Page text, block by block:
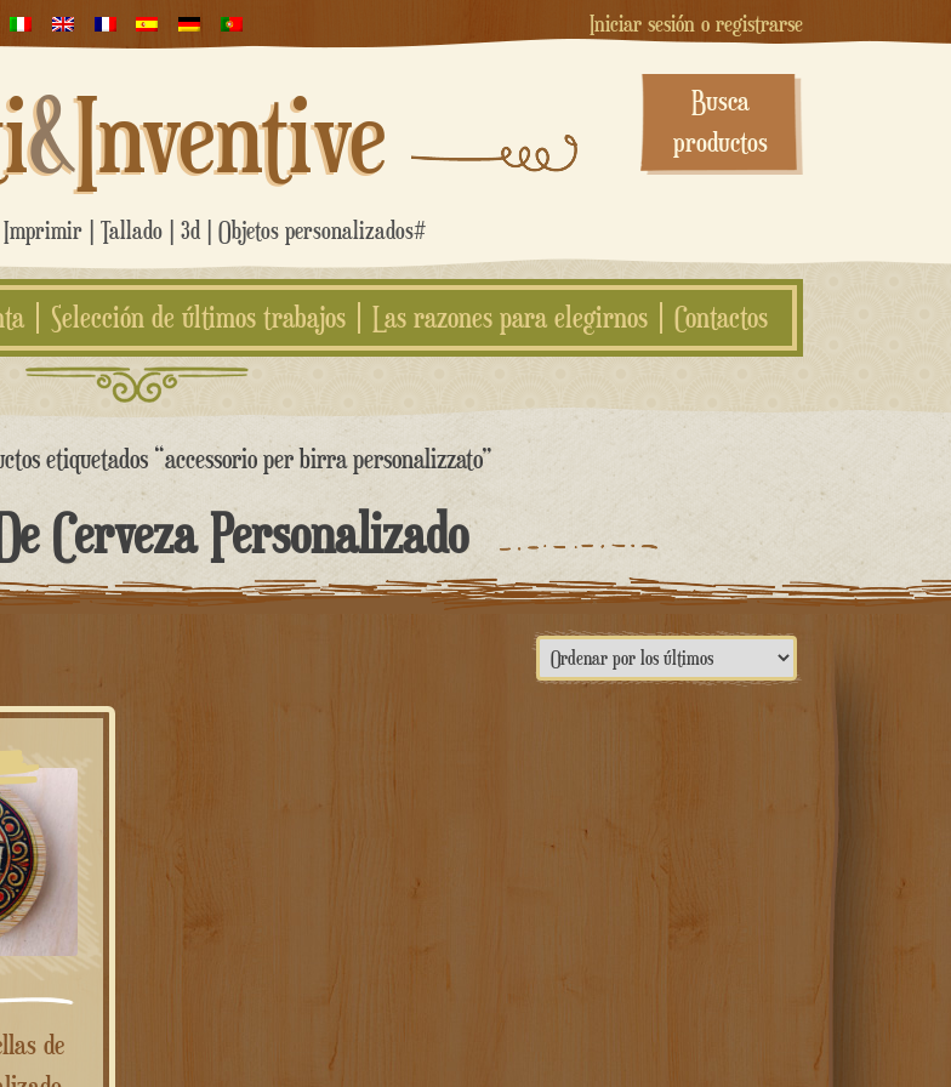
Iniciar sesión o registrarse
&Inventive
| Tallado | 3d | Objetos personalizados#
Busca
productos
Selección de últimos trabajos Las razones para elegirnos Contactos
etiquetados “accessorio per birra personalizzato”
Cerveza Personalizado